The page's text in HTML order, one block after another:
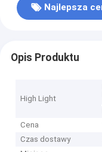
Najlepsza
Opis Produktu
High Light
Cena
Czas dostawy